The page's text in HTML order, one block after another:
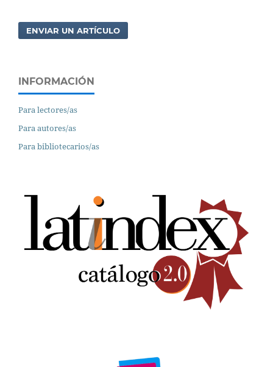
ENVIAR UN ARTÍCULO
INFORMACIÓN
Para lectores/as
Para autores/as
Para bibliotecarios/as